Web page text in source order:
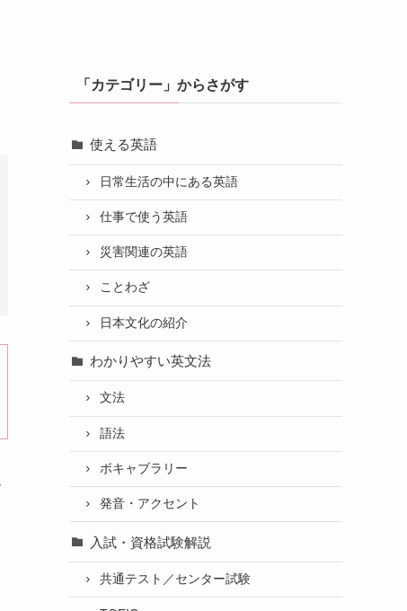
「カテゴリー」からさがす
使える英語
日常生活の中にある英語
仕事で使う英語
災害関連の英語
ことわざ
日本文化の紹介
わかりやすい英文法
文法
語法
ボキャブラリー
発音・アクセント
入試・資格試験解説
共通テスト／センター試験